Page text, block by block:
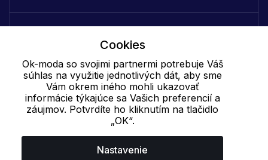
Offline
+421 277 278 079
Cookie - podrobné nastavenie| Ďalšie informácie|Spracovanie
osobných údajov
Cookies
Ok-moda so svojimi partnermi potrebuje Váš
súhlas na využitie jednotlivých dát, aby sme
Vám okrem iného mohli ukazovať
informácie týkajúce sa Vašich preferencií a
záujmov. Potvrdíte ho kliknutím na tlačidlo
„OK“.
Nastavenie